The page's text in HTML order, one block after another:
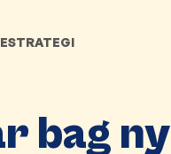
bag ny